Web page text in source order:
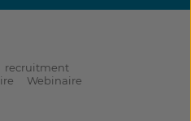
recruitment
Webinaire